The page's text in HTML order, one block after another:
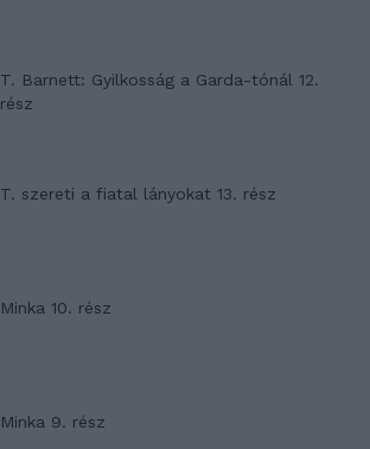
T. Barnett: Gyilkosság a Garda-tónál 12.
rész
T. szereti a fiatal lányokat 13. rész
Minka 10. rész
Minka 9. rész